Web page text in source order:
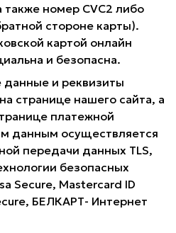
также номер CVC2 либо
стороне карты).
картой онлайн
и безопасна.
и реквизиты
странице нашего сайта, а
платежной
данным осуществляется
передачи данных TLS,
безопасных
Secure, Mastercard ID
БЕЛКАРТ- Интернет